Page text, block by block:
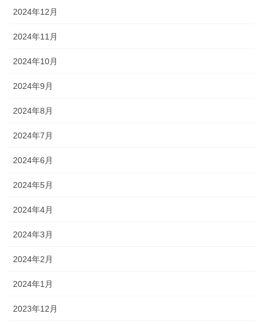
2024年12月
2024年11月
2024年10月
2024年9月
2024年8月
2024年7月
2024年6月
2024年5月
2024年4月
2024年3月
2024年2月
2024年1月
2023年12月